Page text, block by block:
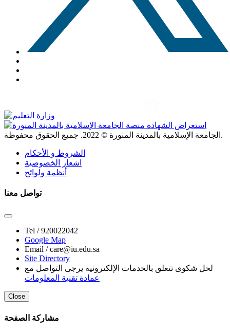
الجامعة الإسلامية بالمدينة المنورة © 2022 . جميع الحقوق محفوظة.
الشروط و الأحكام
اشعار الخصوصية
أنظمة ولوائح
تواصل معنا
Tel /920022042
Google Map
Email /care@iu.edu.sa
Site Directory
لحل شكوى تتعلق بالخدمات الإلكترونية يرجى التواصل مع
عمادة تقنية المعلومات
Close
مشاركة الصفحة